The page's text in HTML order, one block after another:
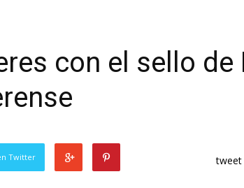
con el sello de
Twitter tweet